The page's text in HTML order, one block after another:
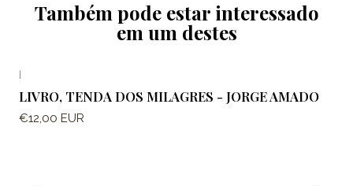
Também pode estar interessado
em um destes
LIVRO, TENDA DOS MILAGRES - JORGE AMADO
€12,00 EUR